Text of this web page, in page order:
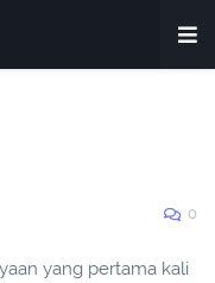
0
yang pertama kali